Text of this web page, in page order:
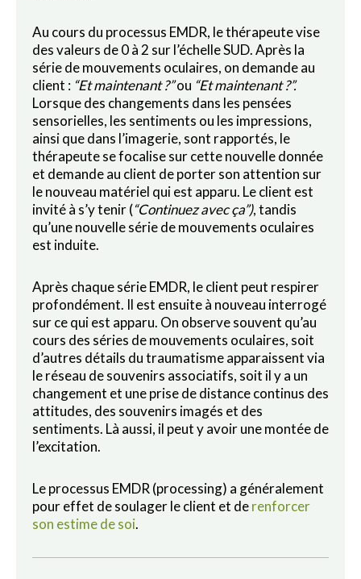
Au cours du processus EMDR, le thérapeute vise
des valeurs de 0 à 2 sur l’échelle SUD. Après la
série de mouvements oculaires, on demande au
client : “Et maintenant ?”ou “Et maintenant ?”.
Lorsque des changements dans les pensées
sensorielles, les sentiments ou les impressions,
ainsi que dans l’imagerie, sont rapportés, le
thérapeute se focalise sur cette nouvelle donnée
et demande au client de porter son attention sur
le nouveau matériel qui est apparu. Le client est
invité à s’y tenir (“Continuez avec ça”), tandis
qu’une nouvelle série de mouvements oculaires
est induite.
Après chaque série EMDR, le client peut respirer
profondément. Il est ensuite à nouveau interrogé
sur ce qui est apparu. On observe souvent qu’au
cours des séries de mouvements oculaires, soit
d’autres détails du traumatisme apparaissent via
le réseau de souvenirs associatifs, soit il y a un
changement et une prise de distance continus des
attitudes, des souvenirs imagés et des
sentiments. Là aussi, il peut y avoir une montée de
l’excitation.
Le processus EMDR (processing) a généralement
pour effet de soulager le client et derenforcer
son estime de soi.